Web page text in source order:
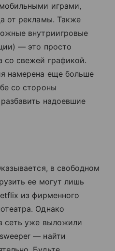
играми,
от рекламы. Также
внутриигровые
— это просто
со свежей графикой.
намерена еще больше
со стороны
надоевшие
в свободном
ее могут лишь
из фирменного
Однако
сеть уже выложили
— найти